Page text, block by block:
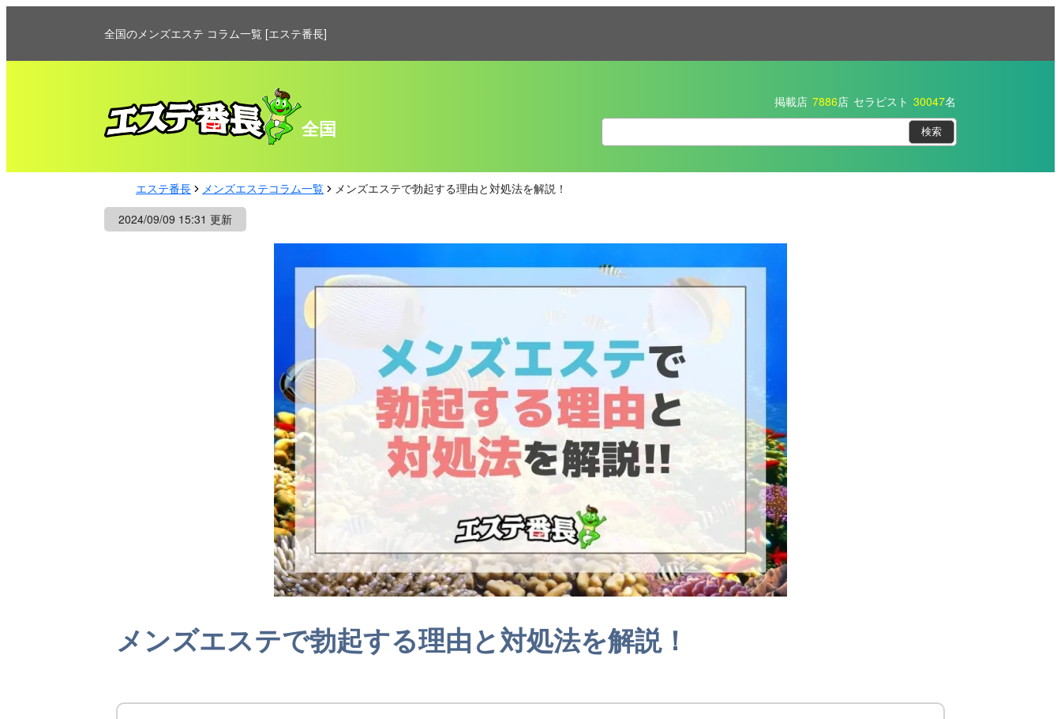
全国のメンズエステ コラム一覧 [エステ番長]
全国
掲載店 7886店 セラピスト 30047名
エステ番長 メンズエステコラム一覧
メンズエステで勃起する理由と対処法を解説！
2024/09/09 15:31 更新
メンズエステで勃起する理由と対処法を解説！